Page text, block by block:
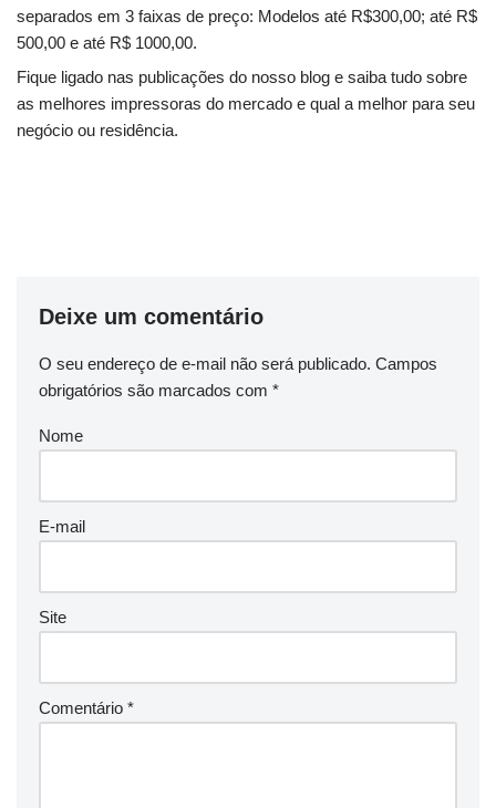
separados em 3 faixas de preço: Modelos até R$300,00; até R$
500,00 e até R$ 1000,00.
Fique ligado nas publicações do nosso blog e saiba tudo sobre
as melhores impressoras do mercado e qual a melhor para seu
negócio ou residência.
Deixe um comentário
O seu endereço de e-mail não será publicado. Campos
obrigatórios são marcados com *
Nome
E-mail
Site
Comentário *